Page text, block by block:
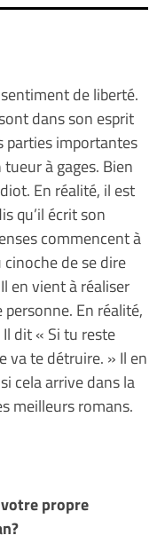
de liberté.
dans son esprit
parties importantes
à gages. Bien
En réalité, il est
qu’il écrit son
commencent à
cinoche de se dire
en vient à réaliser
En réalité,
dit « Si tu reste
va te détruire. » Il en
cela arrive dans la
meilleurs romans.
propre